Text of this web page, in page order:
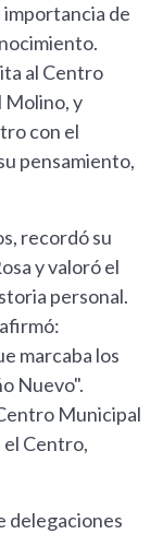
importancia de
al Centro
Molino, y
con el
pensamiento,
recordó su
y valoró el
personal.
marcaba los
Nuevo".
Municipal
el Centro,
delegaciones